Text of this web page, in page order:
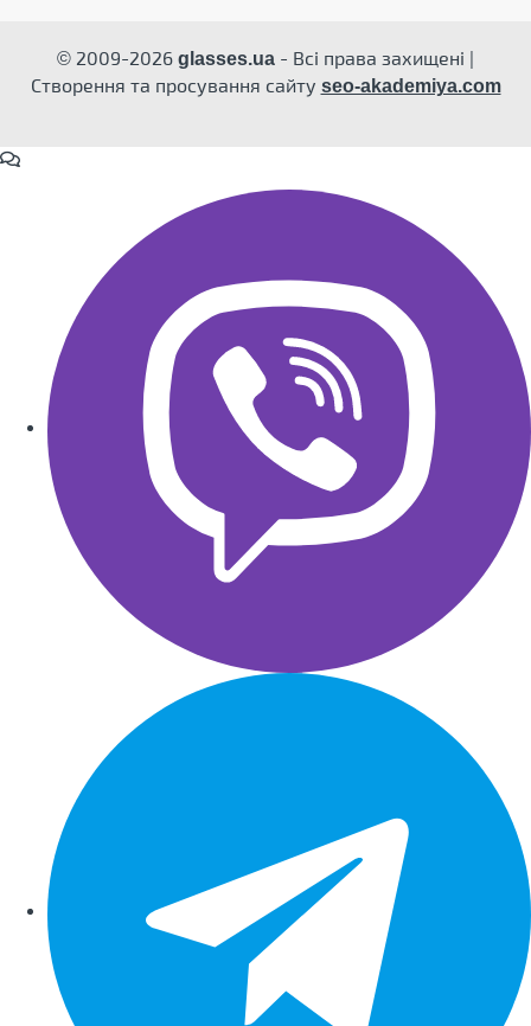
© 2009-2026 glasses.ua - Всі права захищені |
Створення та просування сайту seo-akademiya.com